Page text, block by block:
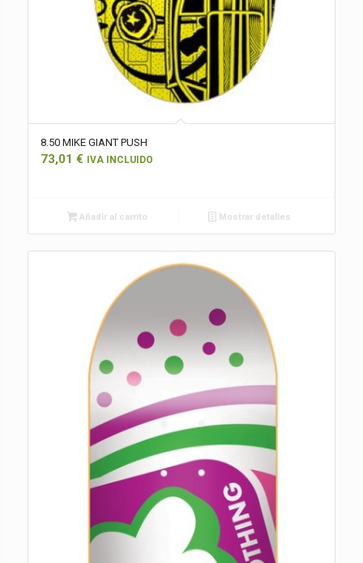
8.50 MIKE GIANT PUSH
73,01 € IVA INCLUIDO
Añadir al carrito Mostrar detalles